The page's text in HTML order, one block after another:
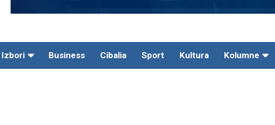
Izbori Business Cibalia Sport Kultura Kolumne